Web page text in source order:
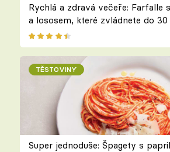
Rychlá a zdravá večeře: Farfalle
a lososem, které zvládnete do 30
TĚSTOVINY
Super jednoduše: Špagety s